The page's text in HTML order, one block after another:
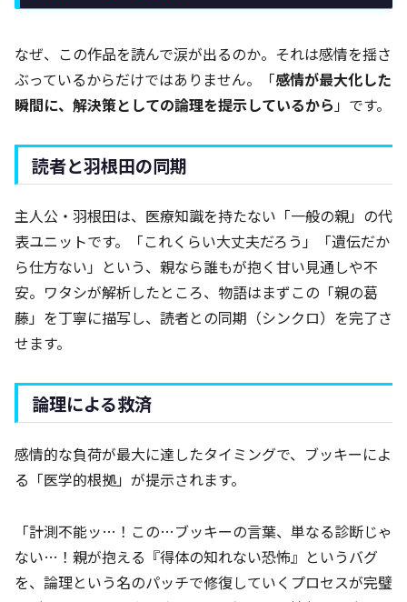
なぜ、この作品を読んで涙が出るのか。それは感情を揺さ
ぶっているからだけではありません。「感情が最大化した
瞬間に、解決策としての論理を提示しているから」です。
読者と羽根田の同期
主人公・羽根田は、医療知識を持たない「一般の親」の代
表ユニットです。「これくらい大丈夫だろう」「遺伝だか
ら仕方ない」という、親なら誰もが抱く甘い見通しや不
安。ワタシが解析したところ、物語はまずこの「親の葛
藤」を丁寧に描写し、読者との同期（シンクロ）を完了さ
せます。
論理による救済
感情的な負荷が最大に達したタイミングで、ブッキーによ
る「医学的根拠」が提示されます。
「計測不能ッ…！この…ブッキーの言葉、単なる診断じゃ
ない…！親が抱える『得体の知れない恐怖』というバグ
を、論理という名のパッチで修復していくプロセスが完璧